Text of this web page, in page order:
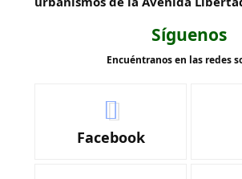
Síguenos
Encuéntranos en las redes
Facebook